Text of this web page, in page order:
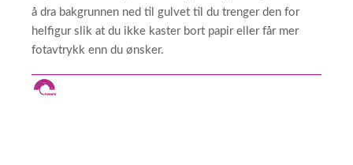
å dra bakgrunnen ned til gulvet til du trenger den for
helfigur slik at du ikke kaster bort papir eller får mer
fotavtrykk enn du ønsker.